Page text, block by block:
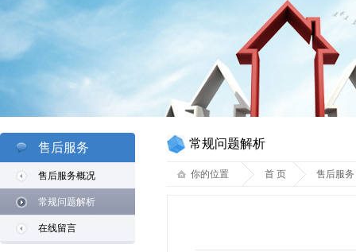
售后服务
售后服务概况
常规问题解析
在线留言
常规问题解析
你的位置 首 页 售后服务